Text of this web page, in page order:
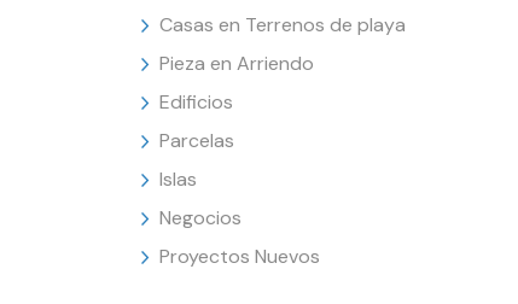
Casas en Terrenos de playa
Pieza en Arriendo
Edificios
Parcelas
Islas
Negocios
Proyectos Nuevos